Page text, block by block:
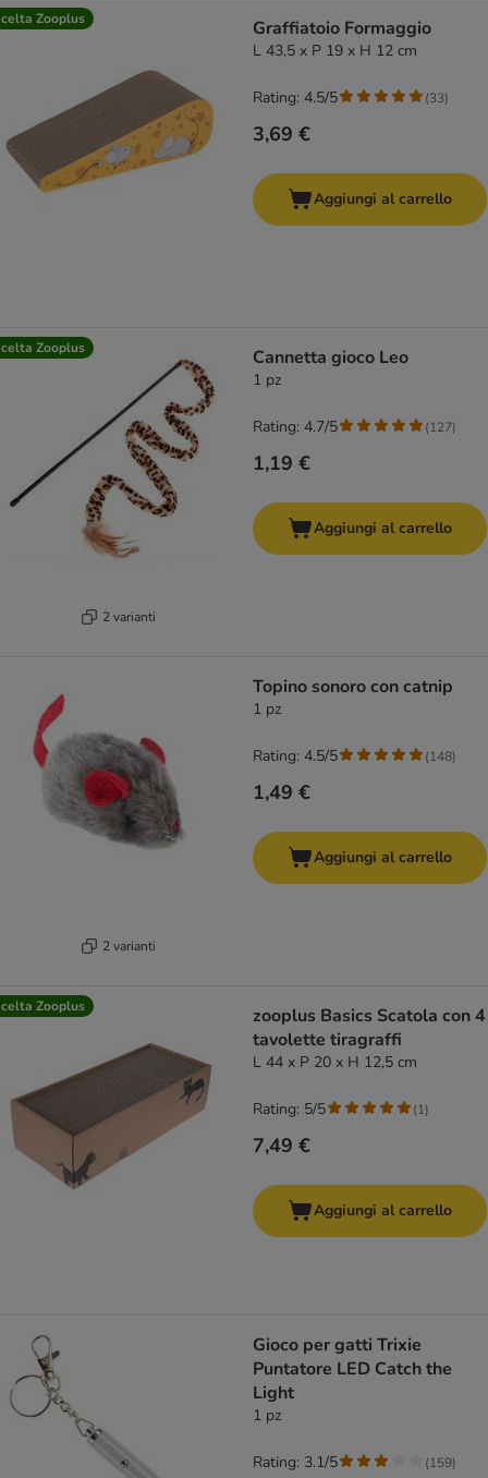
Zooplus Graffiatoio Formaggio
L 43,5 x P 19 x H 12 cm
3,69 €
Rating: 4.5/5 (33)
Aggiungi al carrello
Zooplus
2 varianti
Cannetta gioco Leo
1 pz
1,19 €
Rating: 4.7/5 (127)
Aggiungi al carrello
2 varianti
Topino sonoro con catnip
1 pz
1,49 €
Rating: 4.5/5 (148)
Aggiungi al carrello
Zooplus
zooplus Basics Scatola con 4
tavolette tiragraffi
L 44 x P 20 x H 12,5 cm
7,49 €
Rating: 5/5 (1)
Aggiungi al carrello
Gioco per gatti Trixie
Puntatore LED Catch the
Light
1 pz
Rating: 3.1/5 (159)